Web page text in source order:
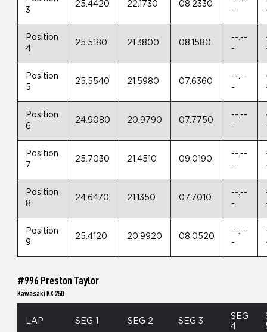
3
25.4420 22.1730 08.2330
-
Position
4
25.5180 21.3800 08.1580
--.--
-
Position
5
25.5540 21.5980 07.6360
--.--
-
Position
6
24.9080 20.9790 07.7750
--.--
-
Position
7
25.7030 21.4510 09.0190
--.--
-
Position
8
24.6470 21.1350 07.7010
--.--
-
Position
9
25.4120 20.9920 08.0520
--.--
-
#996 Preston Taylor
Kawasaki KX 250
LAP SEG 1 SEG 2 SEG 3
SEG
4